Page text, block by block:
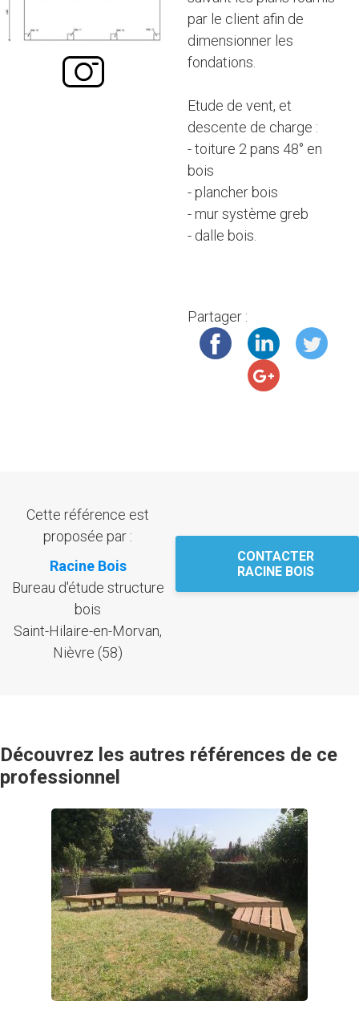
par le client afin de
dimensionner les
fondations.
Etude de vent, et
descente de charge :
- toiture 2 pans 48° en
bois
- plancher bois
- mur système greb
- dalle bois.
Partager :
Cette référence est
proposée par :
Racine Bois
Bureau d'étude structure
bois
Saint-Hilaire-en-Morvan,
Nièvre (58)
CONTACTER
RACINE BOIS
Découvrez les autres références de ce
professionnel